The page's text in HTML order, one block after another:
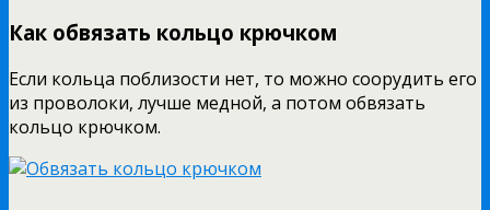
Как обвязать кольцо крючком
Если кольца поблизости нет, то можно соорудить его
из проволоки, лучше медной, а потом обвязать
кольцо крючком.